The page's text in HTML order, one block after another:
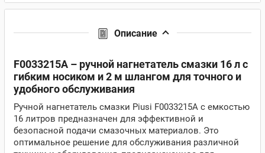
Описание
F0033215A – ручной нагнетатель смазки 16 л с
гибким носиком и 2 м шлангом для точного и
удобного обслуживания
Ручной нагнетатель смазки Piusi F0033215A с емкостью
16 литров предназначен для эффективной и
безопасной подачи смазочных материалов. Это
оптимальное решение для обслуживания различной